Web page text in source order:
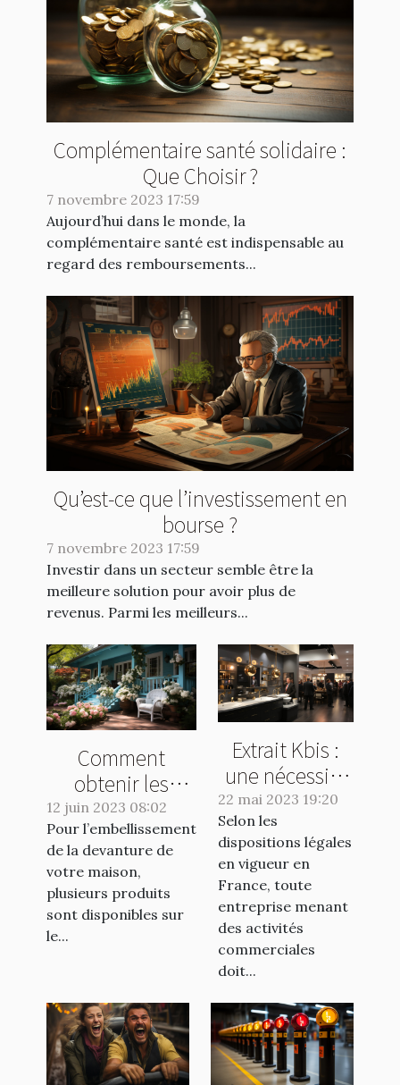
Complémentaire santé solidaire :
Que Choisir ?
7 novembre 2023 17:59
Aujourd’hui dans le monde, la
complémentaire santé est indispensable au
regard des remboursements...
Qu’est-ce que l’investissement en
bourse ?
7 novembre 2023 17:59
Investir dans un secteur semble être la
meilleure solution pour avoir plus de
revenus. Parmi les meilleurs...
Comment
obtenir les
meilleurs
produits pour
l'embellissement
de votre
extérieur ?
12 juin 2023 08:02
Pour l’embellissement
de la devanture de
votre maison,
plusieurs produits
sont disponibles sur
le...
Extrait Kbis :
une nécessité
pour les
entreprises ou
une formalité
de plus ?
22 mai 2023 19:20
Selon les
dispositions légales
en vigueur en
France, toute
entreprise menant
des activités
commerciales
doit...